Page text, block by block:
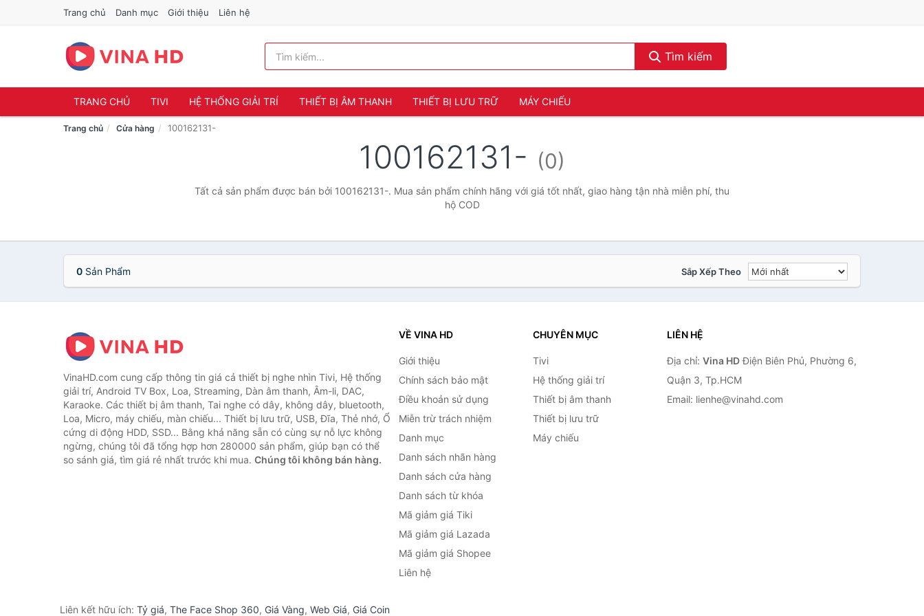
Trang chủ Danh mục Giới thiệu Liên hệ
Tìm kiếm
TRANG CHỦ TIVI HỆ THỐNG GIẢI TRÍ THIẾT BỊ ÂM THANH THIẾT BỊ LƯU TRỮ MÁY CHIẾU
Trang chủ Cửa hàng 100162131-
100162131- (0)
Tất cả sản phẩm được bán bởi 100162131-. Mua sản phẩm chính hãng với giá tốt nhất, giao hàng tận nhà miễn phí, thu
hộ COD
0 Sản Phẩm Sắp Xếp Theo
VinaHD.com cung cấp thông tin giá cả thiết bị nghe nhìn Tivi, Hệ thống
giải trí, Android TV Box, Loa, Streaming, Dàn âm thanh, Âm-li, DAC,
Karaoke. Các thiết bị âm thanh, Tai nghe có dây, không dây, bluetooth,
Loa, Micro, máy chiếu, màn chiếu... Thiết bị lưu trữ, USB, Đĩa, Thẻ nhớ, Ổ
cứng di động HDD, SSD... Bằng khả năng sẵn có cùng sự nỗ lực không
ngừng, chúng tôi đã tổng hợp hơn 280000 sản phẩm, giúp bạn có thể
so sánh giá, tìm giá rẻ nhất trước khi mua. Chúng tôi không bán hàng.
VỀ VINA HD
Giới thiệu
Chính sách bảo mật
Điều khoản sử dụng
Miễn trừ trách nhiệm
Danh mục
Danh sách nhãn hàng
Danh sách cửa hàng
Danh sách từ khóa
Mã giảm giá Tiki
Mã giảm giá Lazada
Mã giảm giá Shopee
Liên hệ
CHUYÊN MỤC
Tivi
Hệ thống giải trí
Thiết bị âm thanh
Thiết bị lưu trữ
Máy chiếu
LIÊN HỆ
Địa chỉ: Vina HDĐiện Biên Phủ, Phường 6,
Quận 3, Tp.HCM
Email: lienhe@vinahd.com
Liên kết hữu ích: Tỷ giá, The Face Shop 360, Giá Vàng, Web Giá, Giá Coin